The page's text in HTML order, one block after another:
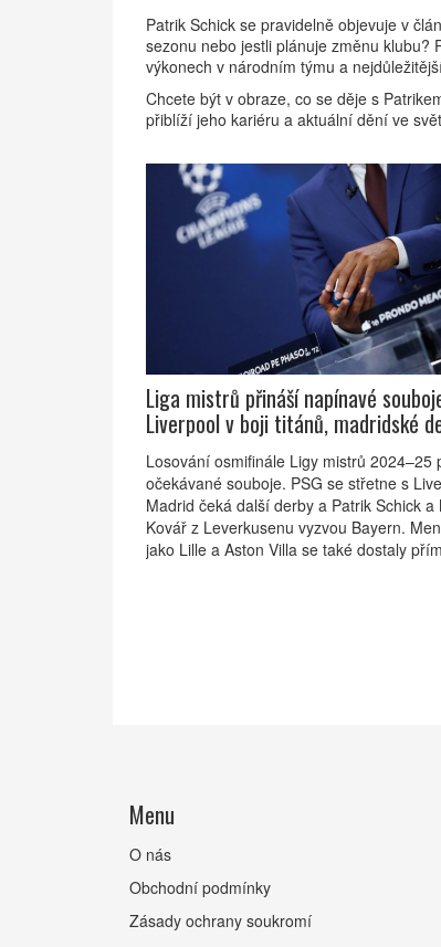
Patrik Schick se pravidelně objevuje v
sezonu nebo jestli plánuje změnu klubu?
výkonech v národním týmu a
Chcete být v obraze, co se děje s
přiblíží jeho kariéru a aktuální dění ve
Liga mistrů přináší napínavé
Liverpool v boji titánů, madridské
výzva Schicka proti Bayernu
Losování osmifinále Ligy mistrů 2024–25
očekávané souboje. PSG se střetne s
Madrid čeká další derby a Patrik Schick a
Kovář z Leverkusenu vyzvou Bayern.
jako Lille a Aston Villa se také dostaly
Menu
O nás
Obchodní podmínky
Zásady ochrany soukromí